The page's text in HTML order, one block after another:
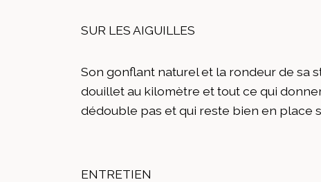
SUR LES AIGUILLES
Son gonflant naturel et la rondeur de sa
douillet au kilomètre et tout ce qui
dédouble pas et qui reste bien en place
ENTRETIEN